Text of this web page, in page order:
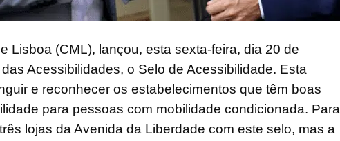
Lisboa (CML), lançou, esta sexta-feira, dia 20 de
Acessibilidades, o Selo de Acessibilidade. Esta
e reconhecer os estabelecimentos que têm boas
para pessoas com mobilidade condicionada. Para
lojas da Avenida da Liberdade com este selo, mas a